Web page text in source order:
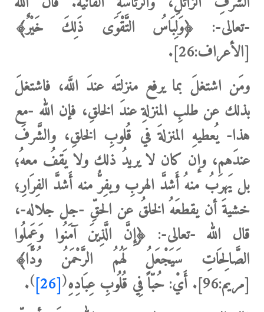
-تعالى-: ﴿وَلِبَاسُ التَّقْوَى ذَلِكَ خَيْرٌ﴾
[الأعراف:26].
ومَن اشتغلَ بما يرفع منزلتَه عندَ اللَّه، فاشتغلَ
بذلك عن طلبِ المنزلةِ عندَ الخلقِ، فإن الله -مع
هذا- يُعطيهِ المنزلةَ في قُلوبِ الخلقِ، والشَّرفَ
عندَهم، وإن كان لا يريدُ ذلك ولا يَقفُ معهُ؛
بل يَهرَبُ منهُ أَشدَّ الهربِ ويفِرُّ منه أَشدَّ الفِرَارِ؛
خشيةَ أن يقطعَهُ الخلقُ عن الحقِّ -جل جلاله-،
قال الله -تعالى-: ﴿إِنَّ الَّذِينَ آمَنُوا وَعَمِلُوا
الصَّالِحَاتِ سَيَجْعَلُ لَهُمُ الرَّحْمَنُ وُدًّا﴾
[مريم:96]. أَيْ: حُبّاً ‌فِي ‌قُلُوبِ ‌عِبَادِهِ (
[26]
)
.